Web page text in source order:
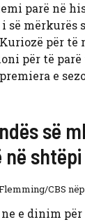
parë në
së
për të
për të
e
së
në shtëpi
CBS
e dinim për